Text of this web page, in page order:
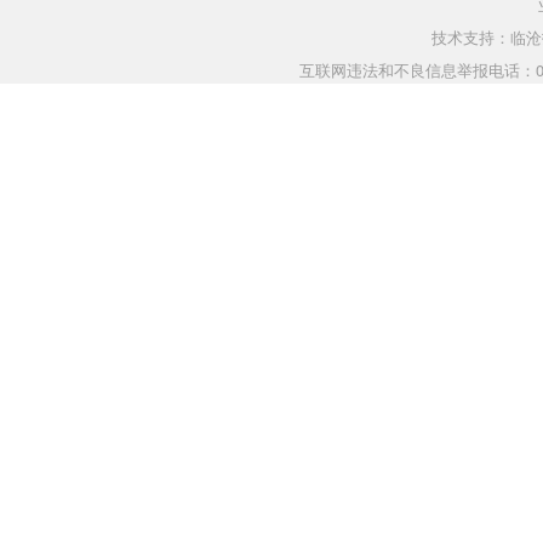
技术支持：临
互联网违法和不良信息举报电话